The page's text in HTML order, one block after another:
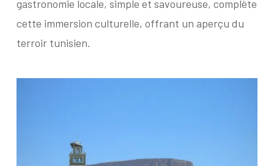
gastronomie locale, simple et savoureuse, complète
cette immersion culturelle, offrant un aperçu du
terroir tunisien.